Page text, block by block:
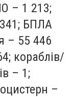
– 1 213;
341; БПЛА
– 55 446
кораблів/
– 1;
–